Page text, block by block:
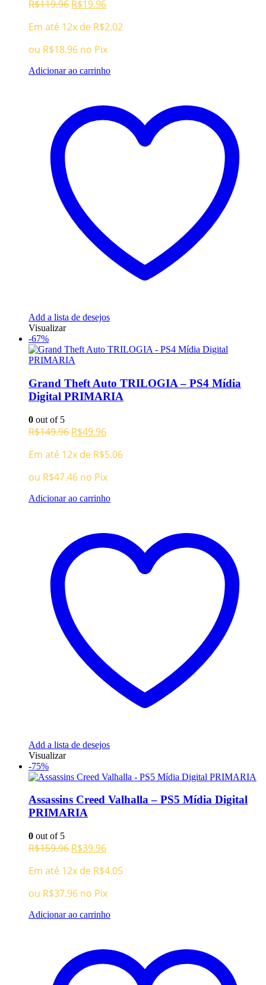
R$119.96 O
original
era:
R$119.96.
R$19.96O
atual
R$19.96.
Em até 12x de R$2.02
ou R$18.96 no Pix
Adicionar ao carrinho
Add a lista de desejos
Visualizar
-67%
Grand Theft Auto TRILOGIA – PS4 Mídia
Digital PRIMARIA
0 out of 5
R$149.96 O
original
era:
R$149.96.
R$49.96O
atual
R$49.96.
Em até 12x de R$5.06
ou R$47.46 no Pix
Adicionar ao carrinho
Add a lista de desejos
Visualizar
-75%
Assassins Creed Valhalla – PS5 Mídia Digital
PRIMARIA
0 out of 5
R$159.96 O
original
era:
R$159.96.
R$39.96O
atual
R$39.96.
Em até 12x de R$4.05
ou R$37.96 no Pix
Adicionar ao carrinho